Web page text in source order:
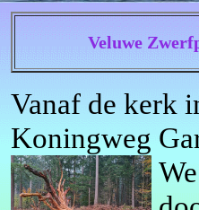
Veluwe
Vanaf de kerk
Koningweg